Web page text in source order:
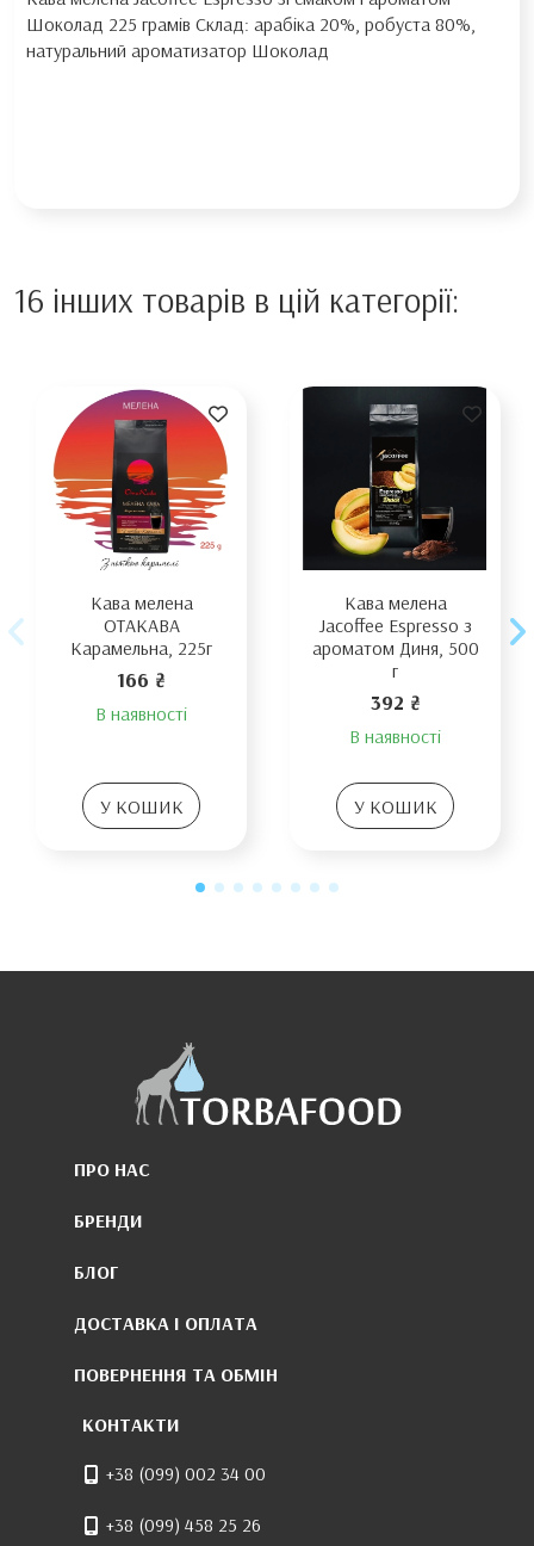
Шоколад 225 грамів Склад: арабіка 20%, робуста 80%,
натуральний ароматизатор Шоколад
16 інших товарів в цій категорії:
Кава мелена
ОТАКАВА
Карамельна, 225г
166 ₴
В наявності
У КОШИК
Кава мелена
Jacoffee Espresso з
ароматом Диня, 500
г
392 ₴
В наявності
У КОШИК
ПРО НАС
БРЕНДИ
БЛОГ
ДОСТАВКА І ОПЛАТА
ПОВЕРНЕННЯ ТА ОБМІН
КОНТАКТИ
+38 (099) 002 34 00
+38 (099) 458 25 26